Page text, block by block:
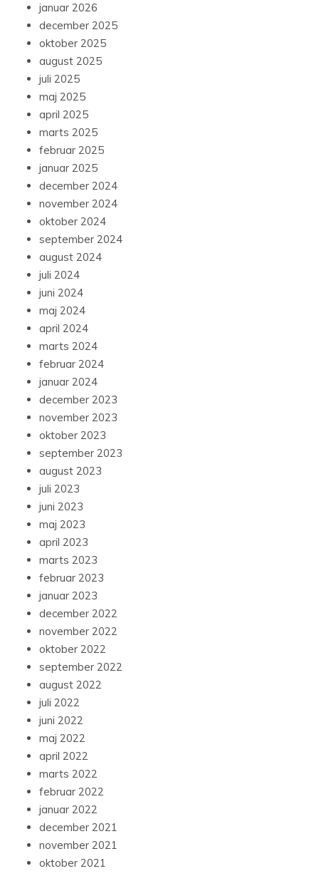
januar 2026
december 2025
oktober 2025
august 2025
juli 2025
maj 2025
april 2025
marts 2025
februar 2025
januar 2025
december 2024
november 2024
oktober 2024
september 2024
august 2024
juli 2024
juni 2024
maj 2024
april 2024
marts 2024
februar 2024
januar 2024
december 2023
november 2023
oktober 2023
september 2023
august 2023
juli 2023
juni 2023
maj 2023
april 2023
marts 2023
februar 2023
januar 2023
december 2022
november 2022
oktober 2022
september 2022
august 2022
juli 2022
juni 2022
maj 2022
april 2022
marts 2022
februar 2022
januar 2022
december 2021
november 2021
oktober 2021